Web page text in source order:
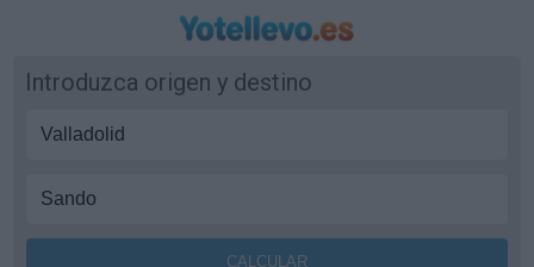
Introduzca origen y destino